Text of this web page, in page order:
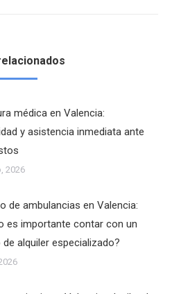
médica en Valencia:
y asistencia inmediata ante
2026
de ambulancias en Valencia:
es importante contar con un
alquiler especializado?